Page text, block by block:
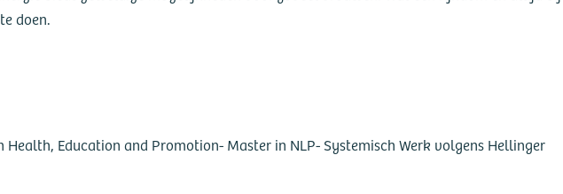
doen.
Health, Education and Promotion- Master in NLP- Systemisch Werk volgens Hellinger